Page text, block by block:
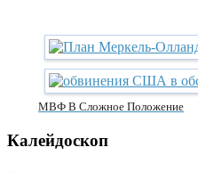
МВФ В Сложное Положение
Калейдоскоп